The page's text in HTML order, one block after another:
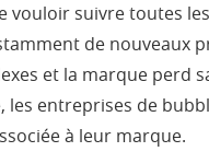
suivre toutes
de nouveaux
et la marque perd
les entreprises de
à leur marque.